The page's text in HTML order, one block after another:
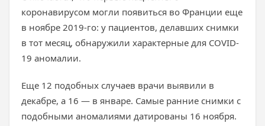
коронавирусом могли появиться во Франции еще
в ноябре 2019-го: у пациентов, делавших снимки
в тот месяц, обнаружили характерные для COVID-
19 аномалии.
Еще 12 подобных случаев врачи выявили в
декабре, а 16 — в январе. Самые ранние снимки с
подобными аномалиями датированы 16 ноября.